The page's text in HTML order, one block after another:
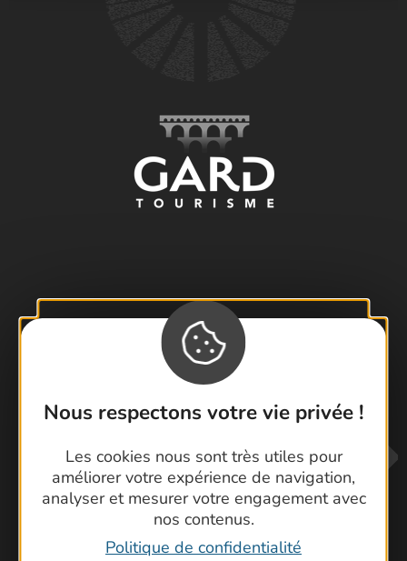
Nous respectons votre vie privée !
Les cookies nous sont très utiles pour
améliorer votre expérience de navigation,
analyser et mesurer votre engagement avec
nos contenus.
Politique de confidentialité
Visiter le Pont du Gard en famille
Les Arènes de Nîmes
Escapade en Camargue